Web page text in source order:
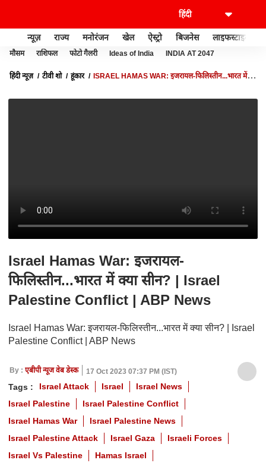
न्यूज़ राज्य मनोरंजन खेल ऐस्ट्रो बिजनेस लाइफस्टाइल
मौसम राशिफल फोटो गैलरी Ideas of India INDIA AT 2047
हिंदी न्यूज़ टीवी शो हूंकार
ISRAEL HAMAS WAR: इजरायल-फिलिस्तीन...भारत में
Israel Hamas War: इजरायल-
फिलिस्तीन...भारत में क्या सीन? | Israel
Palestine Conflict | ABP News
Israel Hamas War: इजरायल-फिलिस्तीन...भारत में क्या सीन? | Israel
Palestine Conflict | ABP News
By : एबीपी न्यूज वेब डेस्क 17 Oct 2023 07:37 PM (IST)
Tags : Israel Attack Israel
Israel News
Israel Palestine
Israel Palestine Conflict
Israel Hamas War
Israel Palestine News
Israel Palestine Attack
Israel Gaza
Israeli Forces
Israel Vs Palestine
Hamas Israel